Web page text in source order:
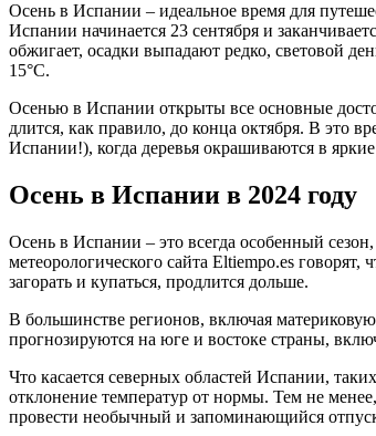
Осень в Испании – идеальное время для
Испании начинается 23 сентября и
обжигает, осадки выпадают редко, световой
15°C.
Осенью в Испании открыты все основные
длится, как правило, до конца октября. В это
Испании!), когда деревья окрашиваются в
Осень в Испании в 2024 году
Осень в Испании – это всегда особенный
метеорологического сайта Eltiempo.es
загорать и купаться, продлится дольше.
В большинстве регионов, включая
прогнозируются на юге и востоке страны,
Что касается северных областей Испании,
отклонение температур от нормы. Тем не
провести необычный и запоминающийся